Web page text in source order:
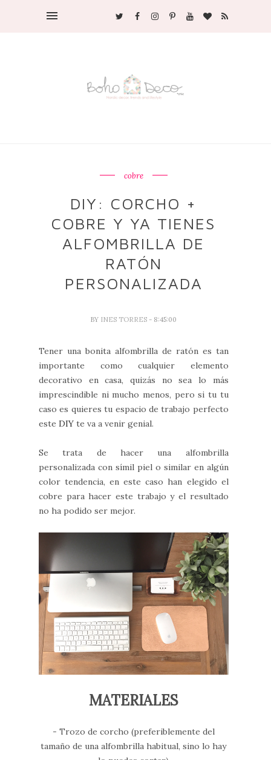
cobre
DIY: CORCHO +
COBRE Y YA TIENES
ALFOMBRILLA DE
RATÓN
PERSONALIZADA
BY INES TORRES - 8:45:00
Tener una bonita alfombrilla de ratón es tan
importante como cualquier elemento
decorativo en casa, quizás no sea lo más
imprescindible ni mucho menos, pero si tu tu
caso es quieres tu espacio de trabajo perfecto
este DIY te va a venir genial.
Se trata de hacer una alfombrilla
personalizada con símil piel o similar en algún
color tendencia, en este caso han elegido el
cobre para hacer este trabajo y el resultado
no ha podido ser mejor.
MATERIALES
- Trozo de corcho (preferiblemente del
tamaño de una alfombrilla habitual, sino lo hay